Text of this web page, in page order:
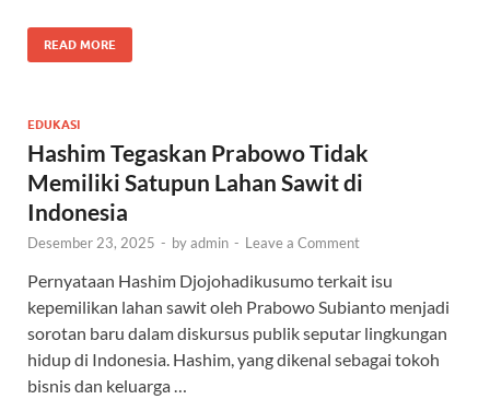
READ MORE
EDUKASI
Hashim Tegaskan Prabowo Tidak
Memiliki Satupun Lahan Sawit di
Indonesia
Desember 23, 2025 - byadmin - Leave a Comment
Pernyataan Hashim Djojohadikusumo terkait isu
kepemilikan lahan sawit oleh Prabowo Subianto menjadi
sorotan baru dalam diskursus publik seputar lingkungan
hidup di Indonesia. Hashim, yang dikenal sebagai tokoh
bisnis dan keluarga …